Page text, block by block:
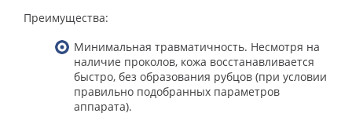
Преимущества:
Минимальная травматичность. Несмотря на
наличие проколов, кожа восстанавливается
быстро, без образования рубцов (при условии
правильно подобранных параметров
аппарата).